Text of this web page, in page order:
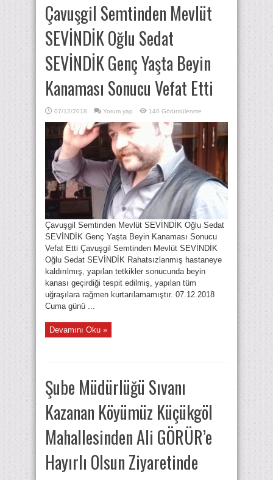
Çavuşgil Semtinden Mevlüt
SEVİNDİK Oğlu Sedat
SEVİNDİK Genç Yaşta Beyin
Kanaması Sonucu Vefat Etti
07/12/2018 Yorum yap 140 Görüntülenme
Çavuşgil Semtinden Mevlüt SEVİNDİK Oğlu Sedat
SEVİNDİK Genç Yaşta Beyin Kanaması Sonucu
Vefat Etti Çavuşgil Semtinden Mevlüt SEVİNDİK
Oğlu Sedat SEVİNDİK Rahatsızlanmış hastaneye
kaldırılmış, yapılan tetkikler sonucunda beyin
kanası geçirdiği tespit edilmiş, yapılan tüm
uğraşılara rağmen kurtarılamamıştır. 07.12.2018
Cuma günü ...
Devamını Oku »
Şube Müdürlüğü Sıvanı
Kazanan Köyümüz Küçükgöl
Mahallesinden Ali GÖRÜR’e
Hayırlı Olsun Ziyaretinde